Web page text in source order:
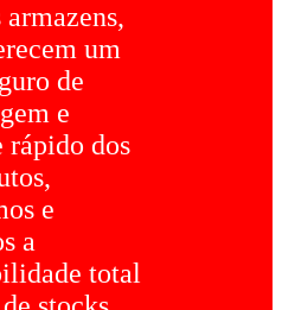
armazens,
um
de
e
rápido dos
e
a
total